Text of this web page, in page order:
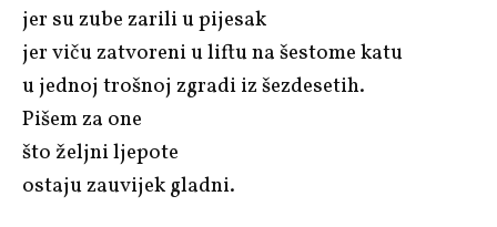
jer su zube zarili u pijesak
jer viču zatvoreni u liftu na šestome katu
u jednoj trošnoj zgradi iz šezdesetih.
Pišem za one
što željni ljepote
ostaju zauvijek gladni.